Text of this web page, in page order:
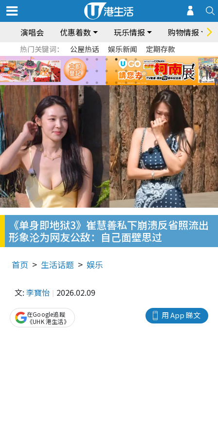
演唱会 优惠着数 玩乐情报 购物情报
热门关键词： 公屋热话 娱乐新闻 定期存款
《单身即地狱3》崔慧善私下崩溃反省照流出
形象沦为网友公敌：自己面壁思过
首页 生活话题 娱乐
文: 李寶怡 2026.02.09
用 App 睇文
在Google追蹤
《UHK 港生活》